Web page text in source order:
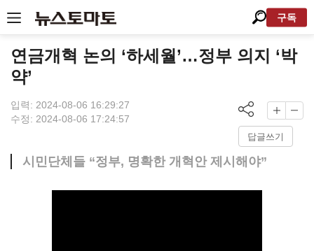
구독
연금개혁 논의 ‘하세월’…정부 의지 ‘박
약’
입력: 2024-08-06 16:29:27
수정: 2024-08-06 17:24:57
답글쓰기
시민단체들 “정부, 명확한 개혁안 제시해야”